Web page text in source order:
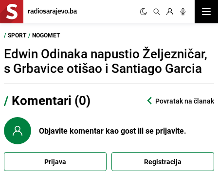
/ SPORT / NOGOMET
Edwin Odinaka napustio Željezničar,
s Grbavice otišao i Santiago Garcia
/ Komentari (0) Povratak na članak
Objavite komentar kao gost ili se prijavite.
Prijava Registracija